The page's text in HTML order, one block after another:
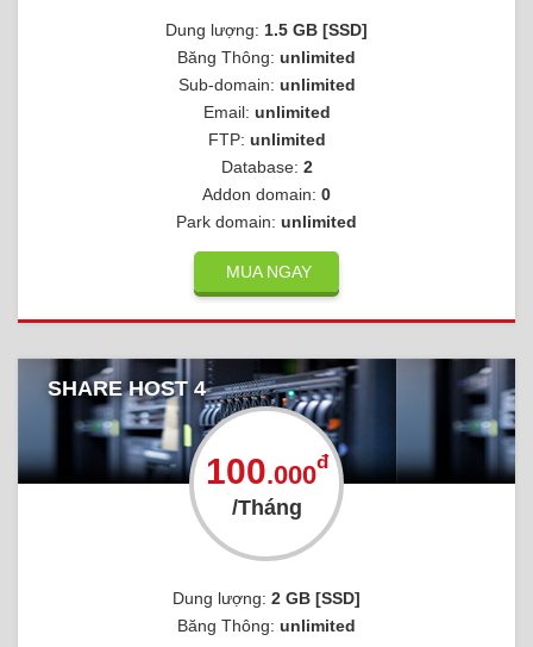
Dung lượng: 1.5 GB [SSD]
Băng Thông: unlimited
Sub-domain: unlimited
Email: unlimited
FTP: unlimited
Database: 2
Addon domain: 0
Park domain: unlimited
MUA NGAY
SHARE HOST 4
100.000đ
/Tháng
Dung lượng: 2 GB [SSD]
Băng Thông: unlimited